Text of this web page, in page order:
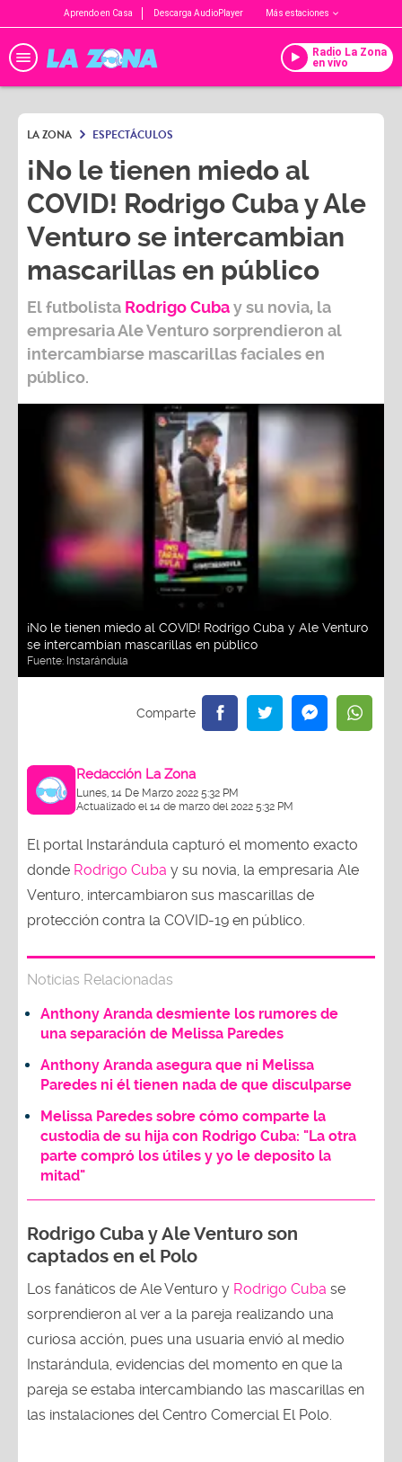
Aprendo en Casa Descarga AudioPlayer Más estaciones
Radio La Zona
en vivo
LA ZONA ESPECTÁCULOS
¡No le tienen miedo al
COVID! Rodrigo Cuba y Ale
Venturo se intercambian
mascarillas en público
El futbolista Rodrigo Cubay su novia, la
empresariaAle Venturosorprendieron al
intercambiarse mascarillas faciales en
público.
¡No le tienen miedo al COVID! Rodrigo Cuba y Ale Venturo
se intercambian mascarillas en público
Fuente: Instarándula
Redacción La Zona
Lunes, 14 De Marzo 2022 5:32 PM
Actualizado el 14 de marzo del 2022 5:32 PM
El portal Instarándula capturó el momento exacto
donde Rodrigo Cuba y su novia, la empresaria Ale
Venturo, intercambiaron sus mascarillas de
protección contra la COVID-19 en público.
Noticias Relacionadas
Anthony Aranda desmiente los rumores de
una separación de Melissa Paredes
Anthony Aranda asegura que ni Melissa
Paredes ni él tienen nada de que disculparse
Melissa Paredes sobre cómo comparte la
custodia de su hija con Rodrigo Cuba: "La otra
parte compró los útiles y yo le deposito la
mitad"
Rodrigo Cuba y Ale Venturo son
captados en el Polo
Los fanáticos de Ale Venturo y Rodrigo Cuba se
sorprendieron al ver a la pareja realizando una
curiosa acción, pues una usuaria envió al medio
Instarándula, evidencias del momento en que la
pareja se estaba intercambiando las mascarillas en
las instalaciones del Centro Comercial El Polo.